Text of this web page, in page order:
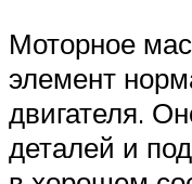
Моторное
элемент
двигателя.
деталей и